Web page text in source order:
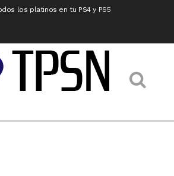
los platinos en tu PS4 y PS5